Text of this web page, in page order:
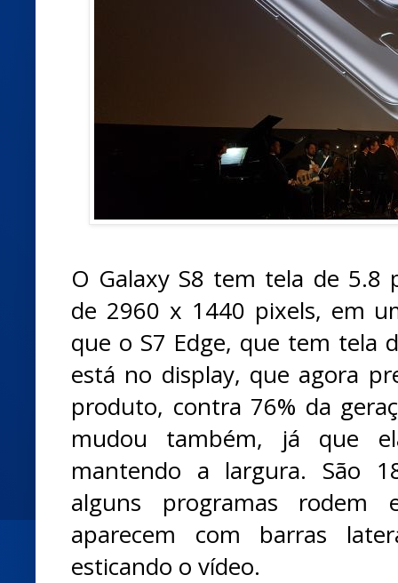
O Galaxy S8 tem tela de 5.8
de 2960 x 1440 pixels, em
que o S7 Edge, que tem tela
está no display, que agora
produto, contra 76% da
mudou também, já que
mantendo a largura. São
alguns programas rodem
aparecem com barras
esticando o vídeo.